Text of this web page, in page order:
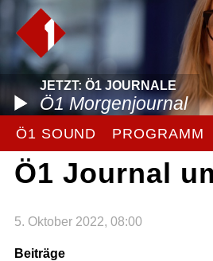
JETZT: Ö1 JOURNALE
Ö1 Morgenjournal
Ö1 SOUND PROGRAMM
Ö1 Journal
5. Oktober 2022, 08:00
Beiträge